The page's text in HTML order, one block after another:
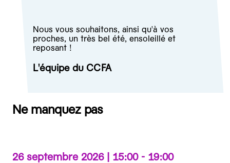
Nous vous souhaitons, ainsi qu'à vos
proches, un très bel été, ensoleillé et
reposant !
L'équipe du CCFA
Ne manquez pas
26 septembre 2026 | 15:00 - 19:00